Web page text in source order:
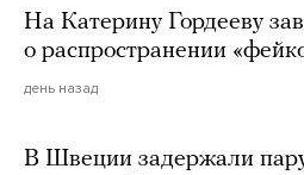
На Катерину Гордееву
о распространении
день назад
В Швеции задержали